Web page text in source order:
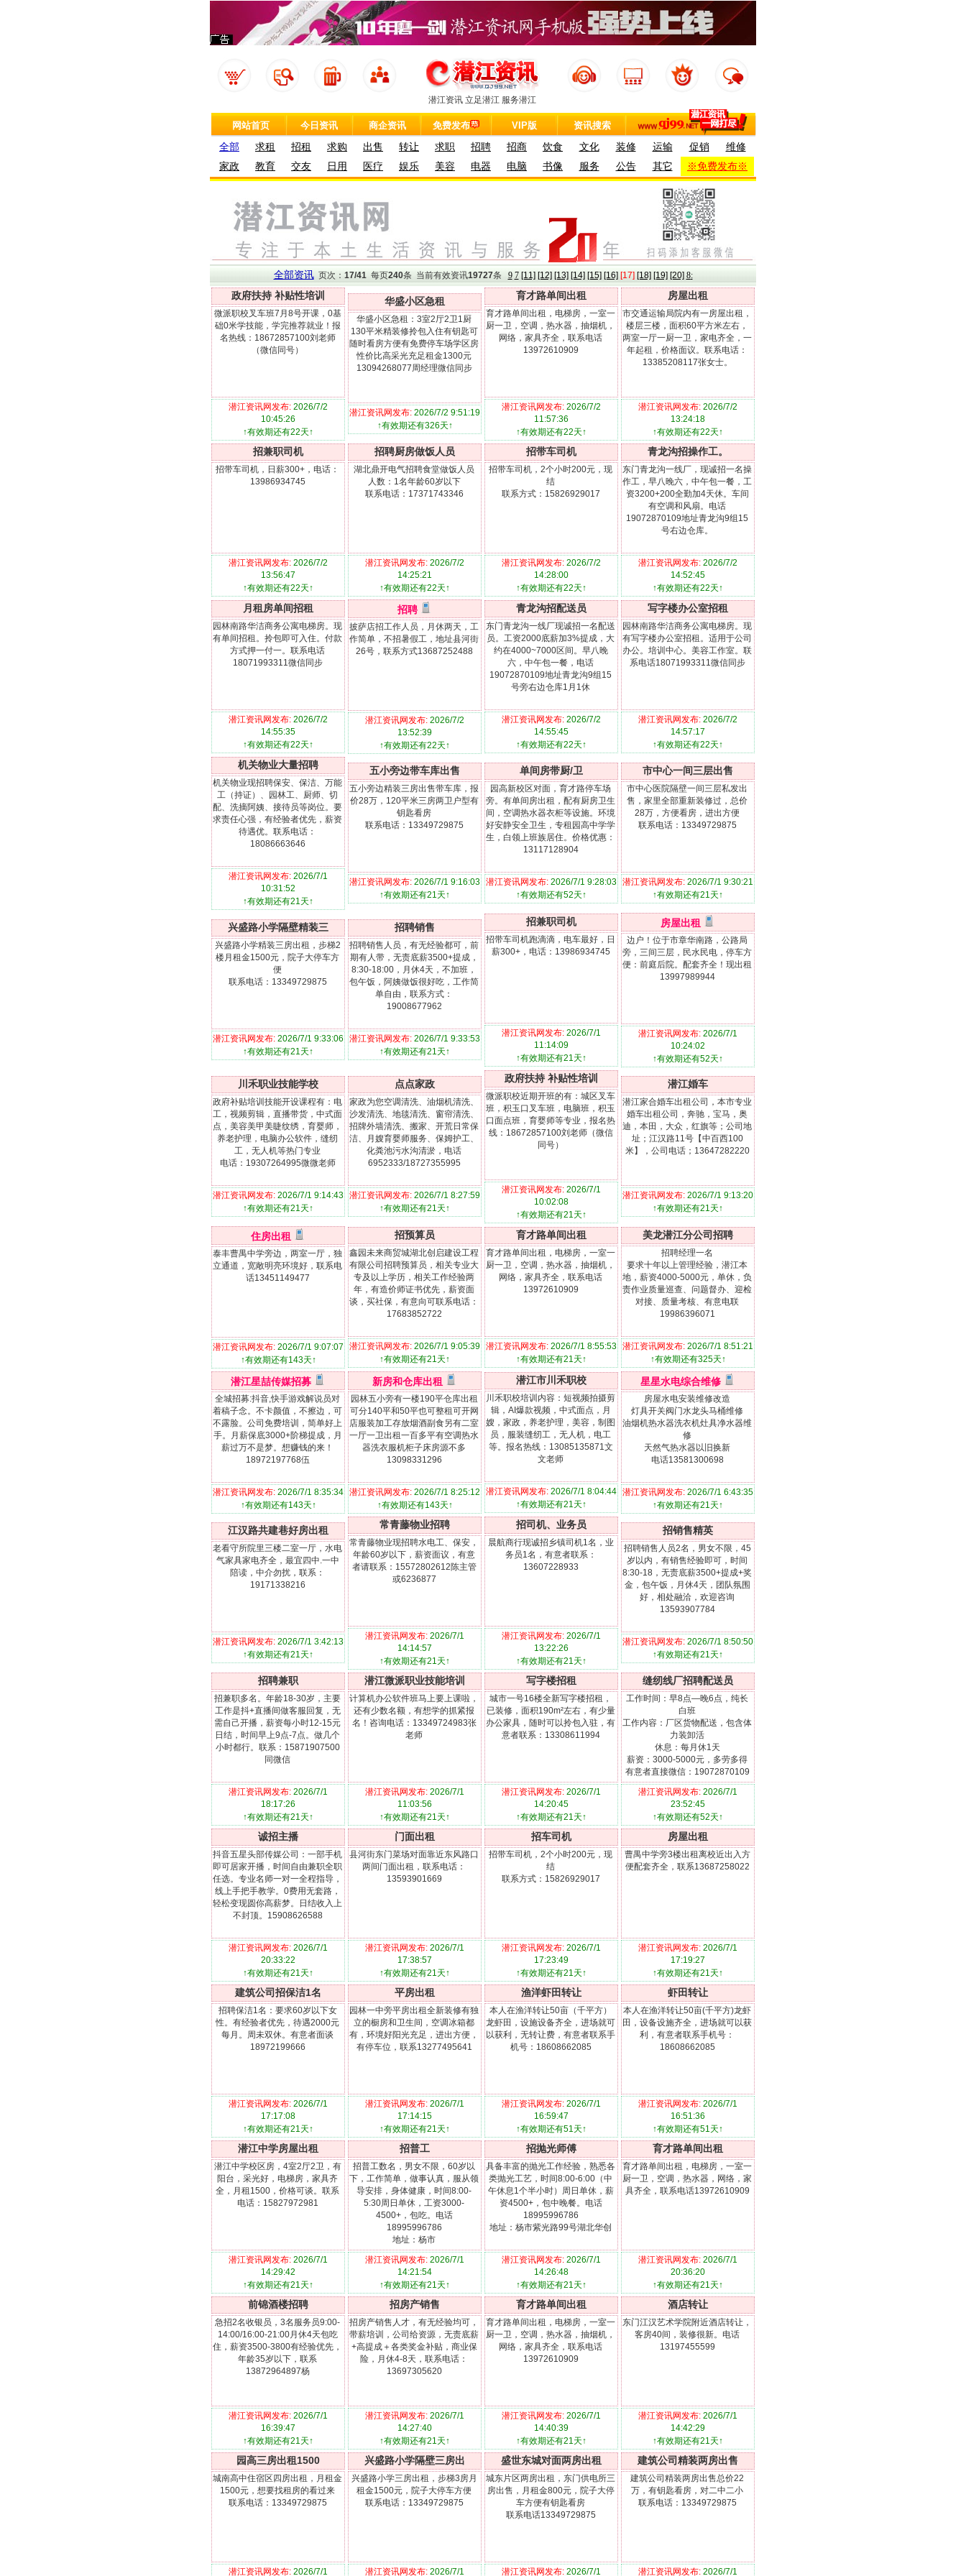
潜江资讯 立足潜江 服务潜江
网站首页 今日资讯 商企资讯 免费发布 VIP版 资讯搜索
全部 求租 招租 求购 出售 转让 求职 招聘 招商 饮食 文化 装修 运输 促销
维修
家政
教育 交友 日用 医疗 娱乐 美容 电器 电脑 书像 服务 公告 其它 ※免费发布※
全部资讯页次： 17/41每页240条 当前有效资讯19727条 9 7 [11] [12] [13] [14] [15] [16] [17] [18] [19] [20] 8:
政府扶持 补贴性培训
微派职校叉车班7月8号开课，0基
础0米学技能，学完推荐就业！报
名热线：18672857100刘老师
（微信同号）
潜江资讯网发布: 2026/7/2
10:45:26
↑有效期还有22天↑
华盛小区急租
华盛小区急租：3室2厅2卫1厨
130平米精装修拎包入住有钥匙可
随时看房方便有免费停车场学区房
性价比高采光充足租金1300元
13094268077周经理微信同步
潜江资讯网发布: 2026/7/2 9:51:19
↑有效期还有326天↑
育才路单间出租
育才路单间出租，电梯房，一室一
厨一卫，空调，热水器，抽烟机，
网络，家具齐全，联系电话
13972610909
潜江资讯网发布: 2026/7/2
11:57:36
↑有效期还有22天↑
房屋出租
市交通运输局院内有一房屋出租，
楼层三楼，面积60平方米左右，
两室一厅一厨一卫，家电齐全，一
年起租，价格面议。联系电话：
13385208117张女士。
潜江资讯网发布: 2026/7/2
13:24:18
↑有效期还有22天↑
招兼职司机
招带车司机，日薪300+，电话：
13986934745
潜江资讯网发布: 2026/7/2
13:56:47
↑有效期还有22天↑
招聘厨房做饭人员
湖北鼎开电气招聘食堂做饭人员
人数：1名年龄60岁以下
联系电话：17371743346
潜江资讯网发布: 2026/7/2
14:25:21
↑有效期还有22天↑
招带车司机
招带车司机，2个小时200元，现
结
联系方式：15826929017
潜江资讯网发布: 2026/7/2
14:28:00
↑有效期还有22天↑
青龙沟招操作工。
东门青龙沟一线厂，现诚招一名操
作工，早八晚六，中午包一餐，工
资3200+200全勤加4天休。车间
有空调和风扇。电话
19072870109地址青龙沟9组15
号右边仓库。
潜江资讯网发布: 2026/7/2
14:52:45
↑有效期还有22天↑
月租房单间招租
园林南路华洁商务公寓电梯房。现
有单间招租。拎包即可入住。付款
方式押一付一。联系电话
18071993311微信同步
潜江资讯网发布: 2026/7/2
14:55:35
↑有效期还有22天↑
招聘
披萨店招工作人员，月休两天，工
作简单，不招暑假工，地址县河街
26号，联系方式13687252488
潜江资讯网发布: 2026/7/2
13:52:39
↑有效期还有22天↑
青龙沟招配送员
东门青龙沟一线厂现诚招一名配送
员。工资2000底薪加3%提成，大
约在4000~7000区间。早八晚
六，中午包一餐，电话
19072870109地址青龙沟9组15
号旁右边仓库1月1休
潜江资讯网发布: 2026/7/2
14:55:45
↑有效期还有22天↑
写字楼办公室招租
园林南路华洁商务公寓电梯房。现
有写字楼办公室招租。适用于公司
办公。培训中心。美容工作室。联
系电话18071993311微信同步
潜江资讯网发布: 2026/7/2
14:57:17
↑有效期还有22天↑
机关物业大量招聘
机关物业现招聘保安、保洁、万能
工（持证）、园林工、厨师、切
配、洗摘阿姨、接待员等岗位。要
求责任心强，有经验者优先，薪资
待遇优。联系电话：
18086663646
潜江资讯网发布: 2026/7/1
10:31:52
↑有效期还有21天↑
五小旁边带车库出售
五小旁边精装三房出售带车库，报
价28万，120平米三房两卫户型有
钥匙看房
联系电话：13349729875
潜江资讯网发布: 2026/7/1 9:16:03
↑有效期还有21天↑
单间房带厨/卫
园高新校区对面，育才路停车场
旁。有单间房出租，配有厨房卫生
间，空调热水器衣柜等设施。环境
好安静安全卫生，专租园高中学学
生，白领上班族居住。价格优惠：
13117128904
潜江资讯网发布: 2026/7/1 9:28:03
↑有效期还有52天↑
市中心一间三层出售
市中心医院隔壁一间三层私发出
售，家里全部重新装修过，总价
28万，方便看房，进出方便
联系电话：13349729875
潜江资讯网发布: 2026/7/1 9:30:21
↑有效期还有21天↑
兴盛路小学隔壁精装三
兴盛路小学精装三房出租，步梯2
楼月租金1500元，院子大停车方
便
联系电话：13349729875
潜江资讯网发布: 2026/7/1 9:33:06
↑有效期还有21天↑
招聘销售
招聘销售人员，有无经验都可，前
期有人带，无责底薪3500+提成，
8:30-18:00，月休4天，不加班，
包午饭，阿姨做饭很好吃，工作简
单自由，联系方式：
19008677962
潜江资讯网发布: 2026/7/1 9:33:53
↑有效期还有21天↑
招兼职司机
招带车司机跑滴滴，电车最好，日
薪300+，电话：13986934745
潜江资讯网发布: 2026/7/1
11:14:09
↑有效期还有21天↑
房屋出租
边户！位于市章华南路，公路局
旁，三间三层，民水民电，停车方
便：前庭后院。配套齐全！现出租
13997989944
潜江资讯网发布: 2026/7/1
10:24:02
↑有效期还有52天↑
川禾职业技能学校
政府补贴培训技能开设课程有：电
工，视频剪辑，直播带货，中式面
点，美容美甲美睫纹绣，育婴师，
养老护理，电脑办公软件，缝纫
工，无人机等热门专业
电话：19307264995微微老师
潜江资讯网发布: 2026/7/1 9:14:43
↑有效期还有21天↑
点点家政
家政为您空调清洗、油烟机清洗、
沙发清洗、地毯清洗、窗帘清洗、
招牌外墙清洗、搬家、开荒日常保
洁、月嫂育婴师服务、保姆护工、
化粪池污水沟清淤，电话
6952333/18727355995
潜江资讯网发布: 2026/7/1 8:27:59
↑有效期还有21天↑
政府扶持 补贴性培训
微派职校近期开班的有：城区叉车
班，积玉口叉车班，电脑班，积玉
口面点班，育婴师等专业，报名热
线：18672857100刘老师（微信
同号）
潜江资讯网发布: 2026/7/1
10:02:08
↑有效期还有21天↑
潜江婚车
潜江家合婚车出租公司，本市专业
婚车出租公司，奔驰，宝马，奥
迪，本田，大众，红旗等；公司地
址；江汉路11号【中百西100
米】，公司电话；13647282220
潜江资讯网发布: 2026/7/1 9:13:20
↑有效期还有21天↑
住房出租
泰丰曹禺中学旁边，两室一厅，独
立通道，宽敞明亮环境好，联系电
话13451149477
潜江资讯网发布: 2026/7/1 9:07:07
↑有效期还有143天↑
招预算员
鑫园未来商贸城湖北创启建设工程
有限公司招聘预算员，相关专业大
专及以上学历，相关工作经验两
年，有造价师证书优先，薪资面
谈，买社保，有意向可联系电话：
17683852722
潜江资讯网发布: 2026/7/1 9:05:39
↑有效期还有21天↑
育才路单间出租
育才路单间出租，电梯房，一室一
厨一卫，空调，热水器，抽烟机，
网络，家具齐全，联系电话
13972610909
潜江资讯网发布: 2026/7/1 8:55:53
↑有效期还有21天↑
美龙潜江分公司招聘
招聘经理一名
要求十年以上管理经验，潜江本
地，薪资4000-5000元，单休，负
责作业质量巡查、问题督办、迎检
对接、质量考核、有意电联
19986396071
潜江资讯网发布: 2026/7/1 8:51:21
↑有效期还有325天↑
潜江星喆传媒招募
全城招募:抖音,快手游戏解说员对
着稿子念。不卡颜值，不擦边，可
不露脸。公司免费培训，简单好上
手。月薪保底3000+阶梯提成，月
薪过万不是梦。想赚钱的来！
18972197768伍
潜江资讯网发布: 2026/7/1 8:35:34
↑有效期还有143天↑
新房和仓库出租
园林五小旁有一楼190平仓库出租
可分140平和50平也可整租可开网
店服装加工存放烟酒副食另有二室
一厅一卫出租一百多平有空调热水
器洗衣服机柜子床房源不多
13098331296
潜江资讯网发布: 2026/7/1 8:25:12
↑有效期还有143天↑
潜江市川禾职校
川禾职校培训内容：短视频拍摄剪
辑，AI爆款视频，中式面点，月
嫂，家政，养老护理，美容，制图
员，服装缝纫工，无人机，电工
等。报名热线：13085135871文
文老师
潜江资讯网发布: 2026/7/1 8:04:44
↑有效期还有21天↑
星星水电综合维修
房屋水电安装维修改造
灯具开关阀门水龙头马桶维修
油烟机热水器洗衣机灶具净水器维
修
天然气热水器以旧换新
电话13581300698
潜江资讯网发布: 2026/7/1 6:43:35
↑有效期还有21天↑
江汉路共建巷好房出租
老看守所院里三楼二室一厅，水电
气家具家电齐全，最宜四中.一中
陪读，中介勿扰，联系：
19171338216
潜江资讯网发布: 2026/7/1 3:42:13
↑有效期还有21天↑
常青藤物业招聘
常青藤物业现招聘水电工、保安，
年龄60岁以下，薪资面议，有意
者请联系：15572802612陈主管
或6236877
潜江资讯网发布: 2026/7/1
14:14:57
↑有效期还有21天↑
招司机、业务员
晨航商行现诚招乡镇司机1名，业
务员1名，有意者联系：
13607228933
潜江资讯网发布: 2026/7/1
13:22:26
↑有效期还有21天↑
招销售精英
招聘销售人员2名，男女不限，45
岁以内，有销售经验即可，时间
8:30-18，无责底薪3500+提成+奖
金，包午饭，月休4天，团队氛围
好，相处融洽，欢迎咨询
13593907784
潜江资讯网发布: 2026/7/1 8:50:50
↑有效期还有21天↑
招聘兼职
招兼职多名。年龄18-30岁，主要
工作是抖+直播间做客服回复，无
需自己开播，薪资每小时12-15元
日结，时间早上9点-7点。做几个
小时都行。联系：15871907500
同微信
潜江资讯网发布: 2026/7/1
18:17:26
↑有效期还有21天↑
潜江微派职业技能培训
计算机办公软件班马上要上课啦，
还有少数名额，有想学的抓紧报
名！咨询电话：13349724983张
老师
潜江资讯网发布: 2026/7/1
11:03:56
↑有效期还有21天↑
写字楼招租
城市一号16楼全新写字楼招租，
已装修，面积190m²左右，有少量
办公家具，随时可以拎包入驻，有
意者联系：13308611994
潜江资讯网发布: 2026/7/1
14:20:45
↑有效期还有21天↑
缝纫线厂招聘配送员
工作时间：早8点—晚6点，纯长
白班
工作内容：厂区货物配送，包含体
力装卸活
休息：每月休1天
薪资：3000-5000元，多劳多得
有意者直接微信：19072870109
潜江资讯网发布: 2026/7/1
23:52:45
↑有效期还有52天↑
诚招主播
抖音五星头部传媒公司：一部手机
即可居家开播，时间自由兼职全职
任选。专业名师一对一全程指导，
线上手把手教学。0费用无套路，
轻松变现圆你高薪梦。日结收入上
不封顶。15908626588
潜江资讯网发布: 2026/7/1
20:33:22
↑有效期还有21天↑
门面出租
县河街东门菜场对面靠近东风路口
两间门面出租，联系电话：
13593901669
潜江资讯网发布: 2026/7/1
17:38:57
↑有效期还有21天↑
招车司机
招带车司机，2个小时200元，现
结
联系方式：15826929017
潜江资讯网发布: 2026/7/1
17:23:49
↑有效期还有21天↑
房屋出租
曹禺中学旁3楼出租离校近出入方
便配套齐全，联系13687258022
潜江资讯网发布: 2026/7/1
17:19:27
↑有效期还有21天↑
建筑公司招保洁1名
招聘保洁1名：要求60岁以下女
性。有经验者优先，待遇2000元
每月。周未双休。有意者面谈
18972199666
潜江资讯网发布: 2026/7/1
17:17:08
↑有效期还有21天↑
平房出租
园林一中旁平房出租全新装修有独
立的橱房和卫生间，空调冰箱都
有，环境好阳光充足，进出方便，
有停车位，联系13277495641
潜江资讯网发布: 2026/7/1
17:14:15
↑有效期还有21天↑
渔洋虾田转让
本人在渔洋转让50亩（千平方）
龙虾田，设施设备齐全，进场就可
以获利，无转让费，有意者联系手
机号：18608662085
潜江资讯网发布: 2026/7/1
16:59:47
↑有效期还有51天↑
虾田转让
本人在渔洋转让50亩(千平方)龙虾
田，设备设施齐全，进场就可以获
利，有意者联系手机号：
18608662085
潜江资讯网发布: 2026/7/1
16:51:36
↑有效期还有51天↑
潜江中学房屋出租
潜江中学校区房，4室2厅2卫，有
阳台，采光好，电梯房，家具齐
全，月租1500，价格可谈。联系
电话：15827972981
潜江资讯网发布: 2026/7/1
14:29:42
↑有效期还有21天↑
招普工
招普工数名，男女不限，60岁以
下，工作简单，做事认真，服从领
导安排，身体健康，时间8:00-
5:30周日单休，工资3000-
4500+，包吃。电话
18995996786
地址：杨市
潜江资讯网发布: 2026/7/1
14:21:54
↑有效期还有21天↑
招抛光师傅
具备丰富的抛光工作经验，熟悉各
类抛光工艺，时间8:00-6:00（中
午休息1个半小时）周日单休，薪
资4500+，包中晚餐。电话
18995996786
地址：杨市紫光路99号湖北华创
潜江资讯网发布: 2026/7/1
14:26:48
↑有效期还有21天↑
育才路单间出租
育才路单间出租，电梯房，一室一
厨一卫，空调，热水器，网络，家
具齐全，联系电话13972610909
潜江资讯网发布: 2026/7/1
20:36:20
↑有效期还有21天↑
前锦酒楼招聘
急招2名收银员，3名服务员9:00-
14:00/16:00-21:00月休4天包吃
住，薪资3500-3800有经验优先，
年龄35岁以下，联系
13872964897杨
潜江资讯网发布: 2026/7/1
16:39:47
↑有效期还有21天↑
招房产销售
招房产销售人才，有无经验均可，
带薪培训，公司给资源，无责底薪
+高提成＋各类奖金补贴，商业保
险，月休4-8天，联系电话：
13697305620
潜江资讯网发布: 2026/7/1
14:27:40
↑有效期还有21天↑
育才路单间出租
育才路单间出租，电梯房，一室一
厨一卫，空调，热水器，抽烟机，
网络，家具齐全，联系电话
13972610909
潜江资讯网发布: 2026/7/1
14:40:39
↑有效期还有21天↑
酒店转让
东门江汉艺术学院附近酒店转让，
客房40间，装修很新。电话
13197455599
潜江资讯网发布: 2026/7/1
14:42:29
↑有效期还有21天↑
园高三房出租1500
城南高中住宿区四房出租，月租金
1500元，想要找租房的看过来
联系电话：13349729875
潜江资讯网发布: 2026/7/1
兴盛路小学隔壁三房出
兴盛路小学三房出租，步梯3房月
租金1500元，院子大停车方便
联系电话：13349729875
潜江资讯网发布: 2026/7/1
盛世东城对面两房出租
城东片区两房出租，东门供电所三
房出售，月租金800元，院子大停
车方便有钥匙看房
联系电话13349729875
潜江资讯网发布: 2026/7/1
建筑公司精装两房出售
建筑公司精装两房出售总价22
万，有钥匙看房，对二中二小
联系电话：13349729875
潜江资讯网发布: 2026/7/1